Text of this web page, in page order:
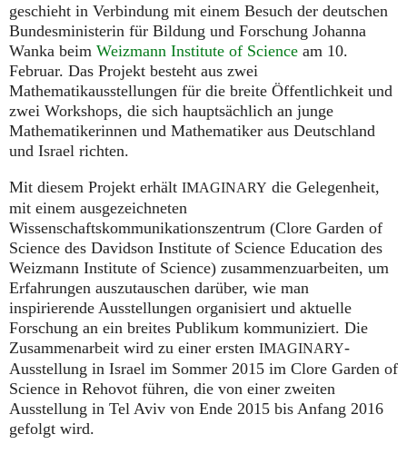
geschieht in Verbindung mit einem Besuch der deutschen
Bundesministerin für Bildung und Forschung Johanna
Wanka beim Weizmann Institute of Science am 10.
Februar. Das Projekt besteht aus zwei
Mathematikausstellungen für die breite Öffentlichkeit und
zwei Workshops, die sich hauptsächlich an junge
Mathematikerinnen und Mathematiker aus Deutschland
und Israel richten.
Mit diesem Projekt erhält IMAGINARY die Gelegenheit,
mit einem ausgezeichneten
Wissenschaftskommunikationszentrum (Clore Garden of
Science des Davidson Institute of Science Education des
Weizmann Institute of Science) zusammenzuarbeiten, um
Erfahrungen auszutauschen darüber, wie man
inspirierende Ausstellungen organisiert und aktuelle
Forschung an ein breites Publikum kommuniziert. Die
Zusammenarbeit wird zu einer ersten IMAGINARY-
Ausstellung in Israel im Sommer 2015 im Clore Garden of
Science in Rehovot führen, die von einer zweiten
Ausstellung in Tel Aviv von Ende 2015 bis Anfang 2016
gefolgt wird.